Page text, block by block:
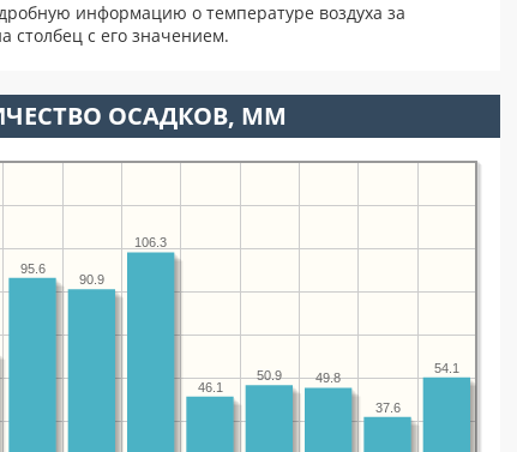
информацию о температуре воздуха за
столбец с его значением.
ОСАДКОВ, ММ
54.1
37.6
49.8
50.9
46.1
106.3
90.9
95.6